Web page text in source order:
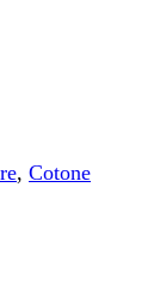
, Cotone